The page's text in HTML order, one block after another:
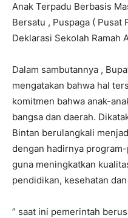
Anak Terpadu Berbasis
Bersatu , Puspaga ( Pusat
Deklarasi Sekolah Ramah
Dalam sambutannya ,
mengatakan bahwa hal
komitmen bahwa anak-
bangsa dan daerah.
Bintan berulangkali
dengan hadirnya
guna meningkatkan
pendidikan, kesehatan
” saat ini pemerintah